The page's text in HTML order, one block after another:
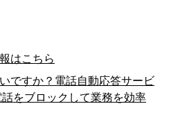
はこちら
ですか？電話自動応答サービ
をブロックして業務を効率